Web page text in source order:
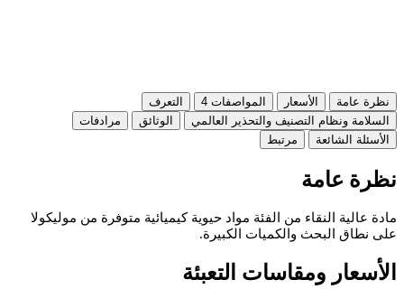
نظرة عامة الأسعار المواصفات 4
التعرف
السلامة ونظام التصنيف والتحذير العالمي
الوثائق
مرادفات
الأسئلة الشائعة
مرتبط
نظرة عامة
مادة عالية النقاء من الفئة مواد حيوية كيميائية متوفرة من موليكولا
على نطاق البحث والكميات الكبيرة.
الأسعار ومقاسات التعبئة